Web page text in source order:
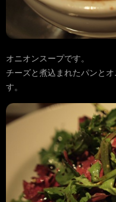
オニオンスープです。
チーズと煮込まれたパンと
す。